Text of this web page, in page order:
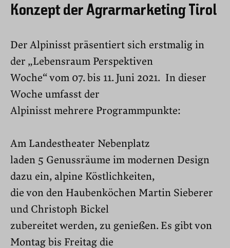
Konzept der Agrarmarketing Tirol
Der Alpinisst präsentiert sich erstmalig in
der „Lebensraum Perspektiven
Woche“ vom 07. bis 11. Juni 2021. In dieser
Woche umfasst der
Alpinisst mehrere Programmpunkte:
Am Landestheater Nebenplatz
laden 5 Genussräume im modernen Design
dazu ein, alpine Köstlichkeiten,
die von den Haubenköchen Martin Sieberer
und Christoph Bickel
zubereitet werden, zu genießen. Es gibt von
Montag bis Freitag die